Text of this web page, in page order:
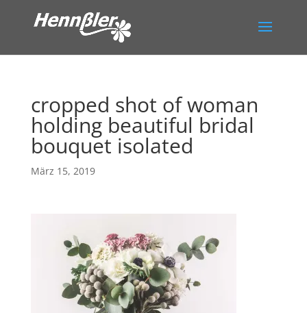
cropped shot of woman
holding beautiful bridal
bouquet isolated
März 15, 2019